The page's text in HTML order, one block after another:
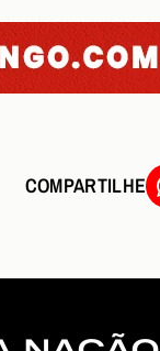
COMPARTILHE